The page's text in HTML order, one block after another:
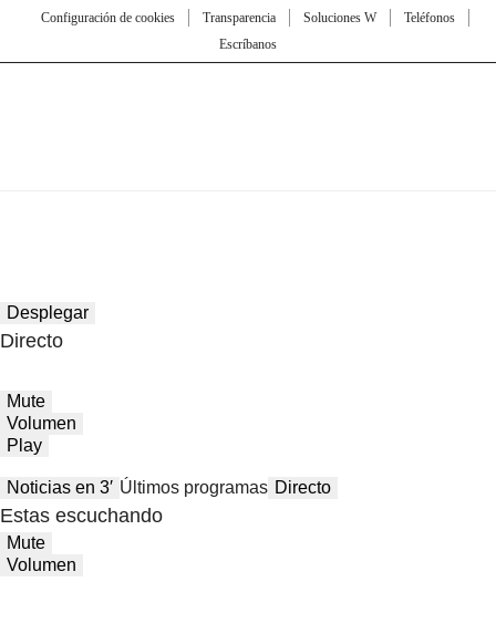
Configuración de cookies
Transparencia Soluciones W
Teléfonos
Escríbanos
Desplegar
Directo
Mute
Volumen
Play
Noticias en 3′ Últimos programas Directo
Estas escuchando
Mute
Volumen